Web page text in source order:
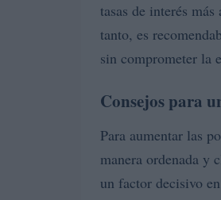
tasas de interés
tanto, es
sin comprometer la
Consejos para
Para aumentar las
manera ordenada y
un factor decisivo